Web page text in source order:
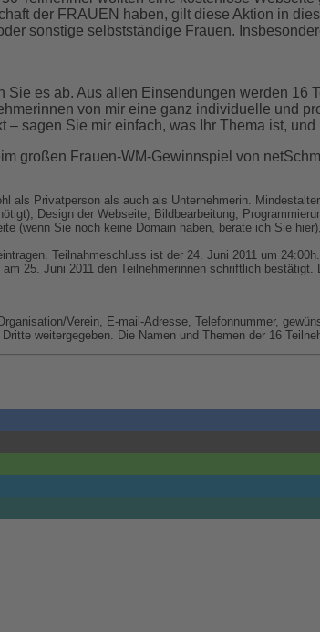
der FRAUEN haben, gilt diese Aktion in
sonstige selbstständige Frauen.
es ab. Aus allen Einsendungen werden 16
von mir eine ganz individuelle und
sagen Sie mir einfach, was Ihr Thema ist,
großen Frauen-WM-Gewinnspiel von
als Privatperson als auch als Unternehmerin.
Design der Webseite, Bildbearbeitung,
(wenn Sie noch keine Domain haben, berate ich Sie
Teilnahmeschluss ist der 24. Juni 2011 um
25. Juni 2011 den Teilnehmerinnen schriftlich
Verein, E-mail-Adresse, Telefonnummer,
weitergegeben. Die Namen und Themen der 16